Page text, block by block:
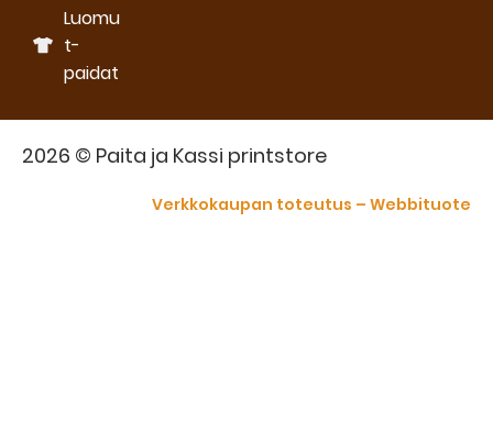
Luomu
t-
paidat
2026 © Paita ja Kassi printstore
Verkkokaupan toteutus – Webbituote